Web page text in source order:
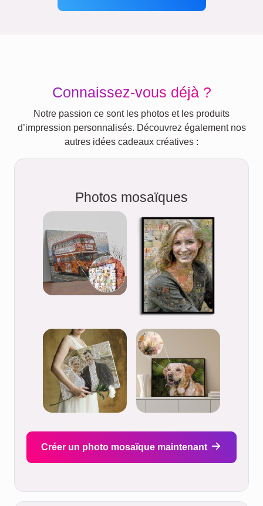
Connaissez-vous déjà ?
Notre passion ce sont les photos et les produits
d’impression personnalisés. Découvrez également nos
autres idées cadeaux créatives :
Photos mosaïques
Créer un photo mosaïque maintenant